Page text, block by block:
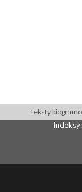
Teksty
Indeksy: